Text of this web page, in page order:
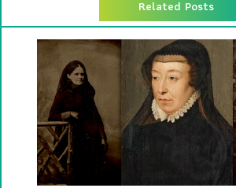
Related Posts